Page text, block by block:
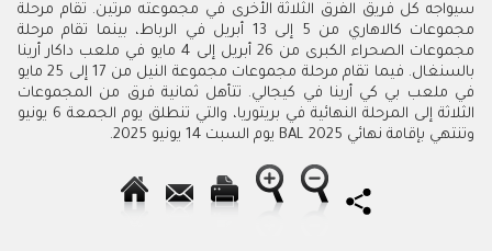
سيواجه كل فريق الفرق الثلاثة الأخرى في مجموعته مرتين. تقام مرحلة
مجموعات كالاهاري من 5 إلى 13 أبريل في الرباط، بينما تقام مرحلة
مجموعات الصحراء الكبرى من 26 أبريل إلى 4 مايو في ملعب داكار أرينا
بالسنغال. فيما تقام مرحلة مجموعات مجموعة النيل من 17 إلى 25 مايو
في ملعب بي كي أرينا في كيجالي. تتأهل ثمانية فرق من المجموعات
الثلاثة إلى المرحلة النهائية في بريتوريا، والتي تنطلق يوم الجمعة 6 يونيو
وتنتهي بإقامة نهائي BAL 2025 يوم السبت 14 يونيو 2025.